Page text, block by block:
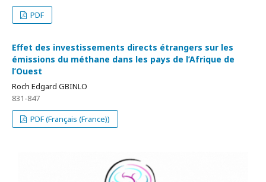
PDF
Effet des investissements directs étrangers sur les
émissions du méthane dans les pays de l’Afrique de
l’Ouest
Roch Edgard GBINLO
831-847
PDF (Français (France))